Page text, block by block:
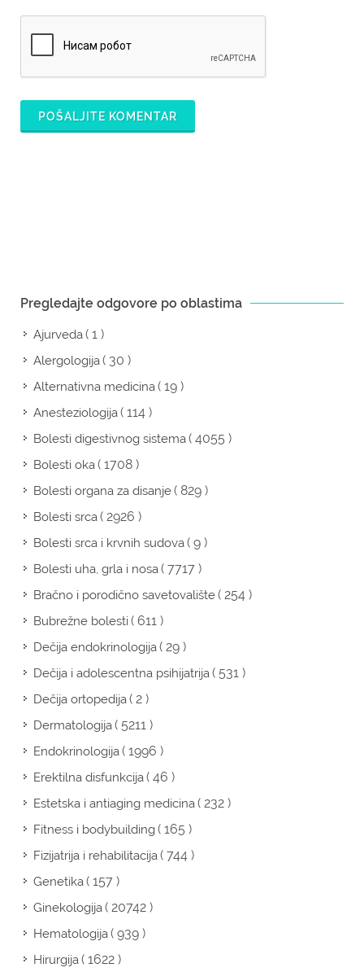
POŠALJITE KOMENTAR
Pregledajte odgovore po oblastima
Ajurveda( 1 )
Alergologija( 30 )
Alternativna medicina( 19 )
Anesteziologija( 114 )
Bolesti digestivnog sistema( 4055 )
Bolesti oka( 1708 )
Bolesti organa za disanje( 829 )
Bolesti srca( 2926 )
Bolesti srca i krvnih sudova( 9 )
Bolesti uha, grla i nosa( 7717 )
Bračno i porodično savetovalište( 254 )
Bubrežne bolesti( 611 )
Dečija endokrinologija( 29 )
Dečija i adolescentna psihijatrija( 531 )
Dečija ortopedija( 2 )
Dermatologija( 5211 )
Endokrinologija( 1996 )
Erektilna disfunkcija( 46 )
Estetska i antiaging medicina( 232 )
Fitness i bodybuilding( 165 )
Fizijatrija i rehabilitacija( 744 )
Genetika( 157 )
Ginekologija( 20742 )
Hematologija( 939 )
Hirurgija( 1622 )